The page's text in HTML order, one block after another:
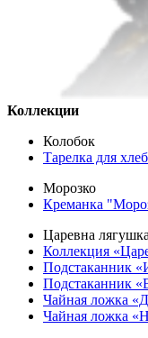
Коллекции
Колобок
Тарелка для
Морозко
Креманка
Царевна лягушка
Коллекция
Подстаканник
Подстаканник
Чайная ложка
Чайная ложка